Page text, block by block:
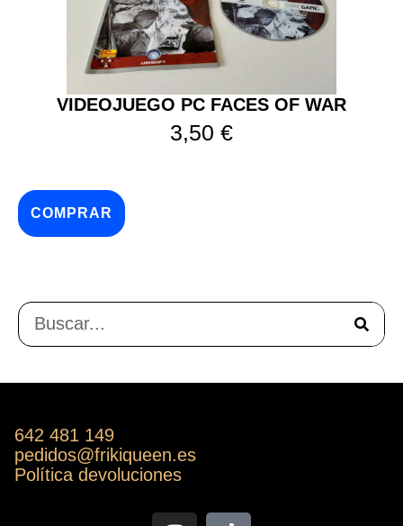
VIDEOJUEGO PC FACES OF WAR
3,50 €
COMPRAR
642 481 149
pedidos@frikiqueen.es
Política devoluciones